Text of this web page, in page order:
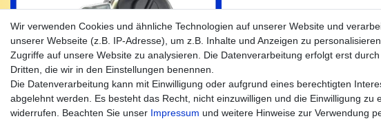
Wir verwenden Cookies und ähnliche Technologien auf unserer Website und
unserer Webseite (z.B. IP-Adresse), um z.B. Inhalte und Anzeigen zu
Zugriffe auf unsere Website zu analysieren. Die Datenverarbeitung erfolgt erst
Dritten, die wir in den Einstellungen benennen.
Die Datenverarbeitung kann mit Einwilligung oder aufgrund eines berechtigten
abgelehnt werden. Es besteht das Recht, nicht einzuwilligen und die Einwilligung
widerrufen. Beachten Sie unser Impressum und weitere Hinweise zur Verwendung